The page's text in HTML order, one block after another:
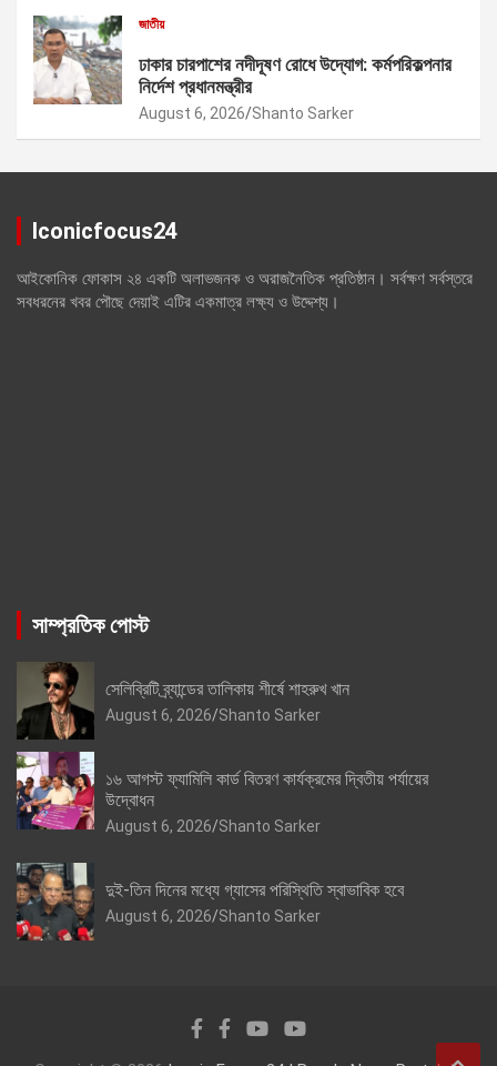
জাতীয়
ঢাকার চারপাশের নদীদূষণ রোধে উদ্যোগ: কর্মপরিকল্পনার
নির্দেশ প্রধানমন্ত্রীর
August 6, 2026 Shanto Sarker
Iconicfocus24
আইকোনিক ফোকাস ২৪ একটি অলাভজনক ও অরাজনৈতিক প্রতিষ্ঠান। সর্বক্ষণ সর্বস্তরে
সবধরনের খবর পৌছে দেয়াই এটির একমাত্র লক্ষ্য ও উদ্দেশ্য।
সাম্প্রতিক পোস্ট
সেলিব্রিটি ব্র্যান্ডের তালিকায় শীর্ষে শাহরুখ খান
August 6, 2026 Shanto Sarker
১৬ আগস্ট ফ্যামিলি কার্ড বিতরণ কার্যক্রমের দ্বিতীয় পর্যায়ের
উদ্বোধন
August 6, 2026 Shanto Sarker
দুই-তিন দিনের মধ্যে গ্যাসের পরিস্থিতি স্বাভাবিক হবে
August 6, 2026 Shanto Sarker